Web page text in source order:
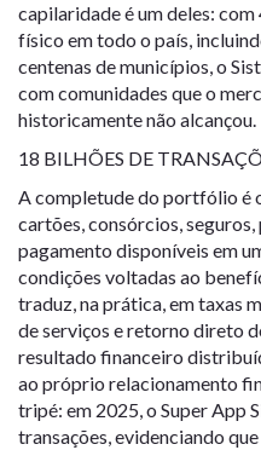
capilaridade é um deles:
físico em todo o país,
centenas de municípios, o
com comunidades que o
historicamente não alcançou.
18 BILHÕES DE
A completude do portfólio é
cartões, consórcios,
pagamento disponíveis em
condições voltadas ao
traduz, na prática, em taxas
de serviços e retorno direto
resultado financeiro
ao próprio relacionamento
tripé: em 2025, o Super App
transações, evidenciando